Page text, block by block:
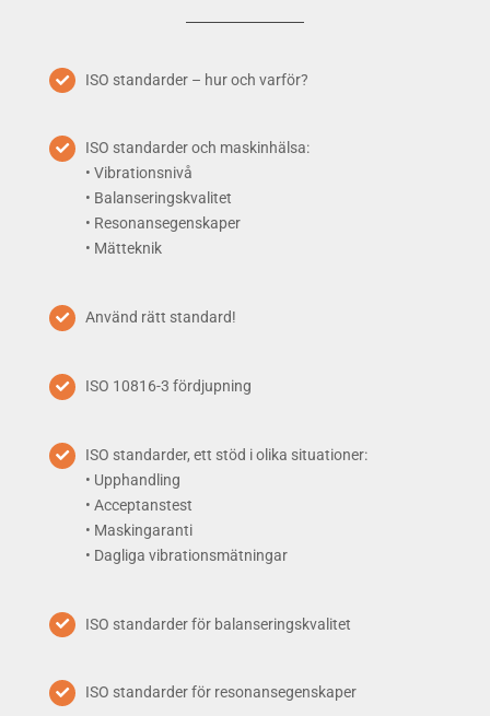
ISO standarder – hur och varför?
ISO standarder och maskinhälsa:
• Vibrationsnivå
• Balanseringskvalitet
• Resonansegenskaper
• Mätteknik
Använd rätt standard!
ISO 10816-3 fördjupning
ISO standarder, ett stöd i olika situationer:
• Upphandling
• Acceptanstest
• Maskingaranti
• Dagliga vibrationsmätningar
ISO standarder för balanseringskvalitet
ISO standarder för resonansegenskaper